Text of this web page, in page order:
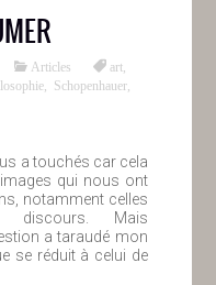
Articles art
Schopenhauer
a touchés car cela
qui nous ont
notamment celles
Mais
a taraudé mon
se réduit à celui de